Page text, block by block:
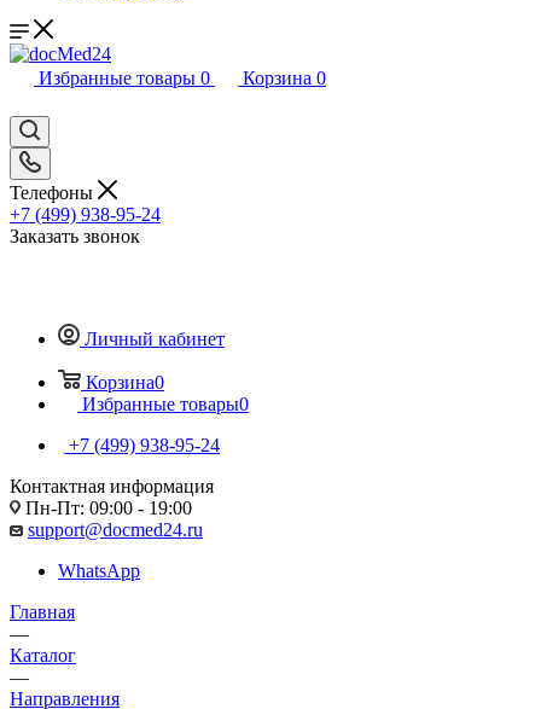
Избранные товары 0 Корзина 0
Телефоны
+7 (499) 938-95-24
Заказать звонок
Личный кабинет
Корзина0
Избранные товары0
+7 (499) 938-95-24
Контактная информация
Пн-Пт: 09:00 - 19:00
support@docmed24.ru
WhatsApp
Главная
—
Каталог
—
Направления